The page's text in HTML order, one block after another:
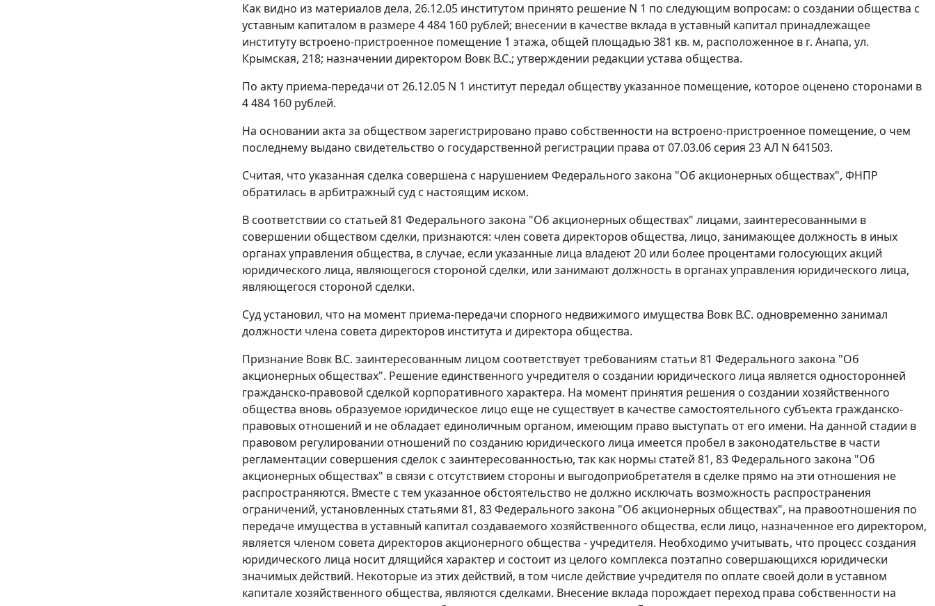
Как видно из материалов дела, 26.12.05 институтом принято решение N 1 по следующим вопросам: о создании общества с
уставным капиталом в размере 4 484 160 рублей; внесении в качестве вклада в уставный капитал принадлежащее
институту встроено-пристроенное помещение 1 этажа, общей площадью 381 кв. м, расположенное в г. Анапа, ул.
Крымская, 218; назначении директором Вовк В.С.; утверждении редакции устава общества.
По акту приема-передачи от 26.12.05 N 1 институт передал обществу указанное помещение, которое оценено сторонами в
4 484 160 рублей.
На основании акта за обществом зарегистрировано право собственности на встроено-пристроенное помещение, о чем
последнему выдано свидетельство о государственной регистрации права от 07.03.06 серия 23 АЛ N 641503.
Считая, что указанная сделка совершена с нарушением Федерального закона "Об акционерных обществах", ФНПР
обратилась в арбитражный суд с настоящим иском.
В соответствии со статьей 81 Федерального закона "Об акционерных обществах" лицами, заинтересованными в
совершении обществом сделки, признаются: член совета директоров общества, лицо, занимающее должность в иных
органах управления общества, в случае, если указанные лица владеют 20 или более процентами голосующих акций
юридического лица, являющегося стороной сделки, или занимают должность в органах управления юридического лица,
являющегося стороной сделки.
Суд установил, что на момент приема-передачи спорного недвижимого имущества Вовк В.С. одновременно занимал
должности члена совета директоров института и директора общества.
Признание Вовк В.С. заинтересованным лицом соответствует требованиям статьи 81 Федерального закона "Об
акционерных обществах". Решение единственного учредителя о создании юридического лица является односторонней
гражданско-правовой сделкой корпоративного характера. На момент принятия решения о создании хозяйственного
общества вновь образуемое юридическое лицо еще не существует в качестве самостоятельного субъекта гражданско-
правовых отношений и не обладает единоличным органом, имеющим право выступать от его имени. На данной стадии в
правовом регулировании отношений по созданию юридического лица имеется пробел в законодательстве в части
регламентации совершения сделок с заинтересованностью, так как нормы статей 81, 83 Федерального закона "Об
акционерных обществах" в связи с отсутствием стороны и выгодоприобретателя в сделке прямо на эти отношения не
распространяются. Вместе с тем указанное обстоятельство не должно исключать возможность распространения
ограничений, установленных статьями 81, 83 Федерального закона "Об акционерных обществах", на правоотношения по
передаче имущества в уставный капитал создаваемого хозяйственного общества, если лицо, назначенное его директором,
является членом совета директоров акционерного общества - учредителя. Необходимо учитывать, что процесс создания
юридического лица носит длящийся характер и состоит из целого комплекса поэтапно совершающихся юридически
значимых действий. Некоторые из этих действий, в том числе действие учредителя по оплате своей доли в уставном
капитале хозяйственного общества, являются сделками. Внесение вклада порождает переход права собственности на